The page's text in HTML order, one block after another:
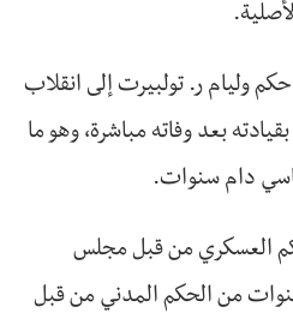
وليام ر. تولبيرت إلى انقلاب
عام 1980 أطاح بقيادته بعد وفاته مباشرة، وهو ما
دام سنوات.
العسكري من قبل مجلس
من الحكم المدني من قبل